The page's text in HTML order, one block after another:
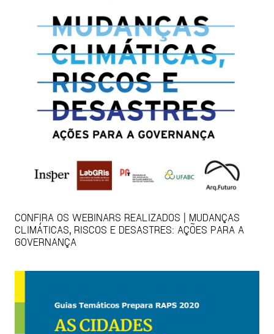
CONFIRA OS WEBINARS REALIZADOS | MUDANÇAS
CLIMÁTICAS, RISCOS E DESASTRES: AÇÕES PARA A
GOVERNANÇA